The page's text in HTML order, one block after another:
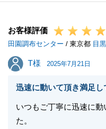
今後も何か不動産につ
今後ともどうぞ宜しくお
お客様評価
田園調布センター / 東京都 目
T様
T様 2025年7月21日
迅速に動いて頂き満足し
いつもご丁寧に迅速に
た。